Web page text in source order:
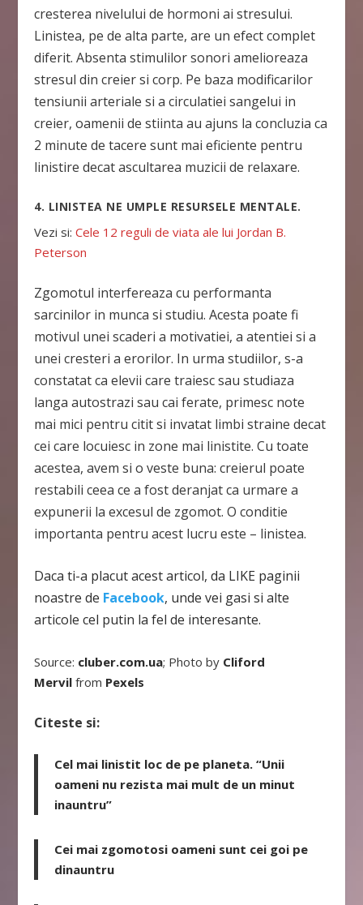
cresterea nivelului de hormoni ai stresului.
Linistea, pe de alta parte, are un efect complet
diferit. Absenta stimulilor sonori amelioreaza
stresul din creier si corp. Pe baza modificarilor
tensiunii arteriale si a circulatiei sangelui in
creier, oamenii de stiinta au ajuns la concluzia ca
2 minute de tacere sunt mai eficiente pentru
linistire decat ascultarea muzicii de relaxare.
4. LINISTEA NE UMPLE RESURSELE MENTALE.
Vezi si:Cele 12 reguli de viata ale lui Jordan B.
Peterson
Zgomotul interfereaza cu performanta
sarcinilor in munca si studiu. Acesta poate fi
motivul unei scaderi a motivatiei, a atentiei si a
unei cresteri a erorilor. In urma studiilor, s-a
constatat ca elevii care traiesc sau studiaza
langa autostrazi sau cai ferate, primesc note
mai mici pentru citit si invatat limbi straine decat
cei care locuiesc in zone mai linistite. Cu toate
acestea, avem si o veste buna: creierul poate
restabili ceea ce a fost deranjat ca urmare a
expunerii la excesul de zgomot. O conditie
importanta pentru acest lucru este – linistea.
Daca ti-a placut acest articol, da LIKE paginii
noastre de Facebook, unde vei gasi si alte
articole cel putin la fel de interesante.
Source: cluber.com.ua; Photo by Cliford
Mervil from Pexels
Citeste si:
Cel mai linistit loc de pe planeta. “Unii
oameni nu rezista mai mult de un minut
inauntru”
Cei mai zgomotosi oameni sunt cei goi pe
dinauntru